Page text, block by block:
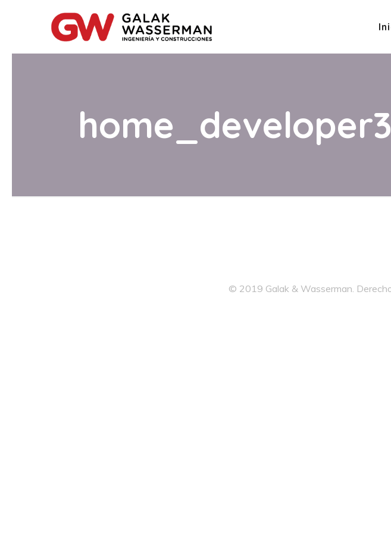
© 2019 Galak & Wasserman.